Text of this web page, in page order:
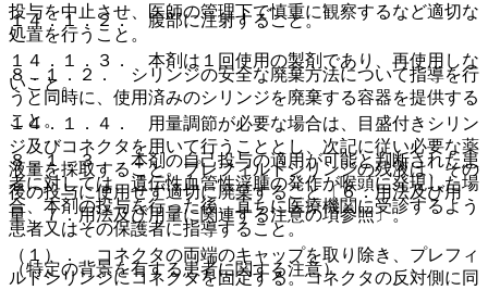
１４．１．２． 腹部に注射すること。
１４．１．３． 本剤は１回使用の製剤であり、再使用しな
いこと。
１４．１．４． 用量調節が必要な場合は、目盛付きシリン
ジ及びコネクタを用いて行うこととし、次記に従い必要な薬
液量を採取すること。プレフィルドシリンジの残液は、その
後の投与に使用せず適切に廃棄すること〔６．用法及び用
量、７．用法及び用量に関連する注意の項参照〕。
（１）． コネクタの両端のキャップを取り除き、プレフィ
ルドシリンジにコネクタを固定する。コネクタの反対側に同
投与を中止させ、医師の管理下で慎重に観察するなど適切な
処置を行うこと。
８．１．２． シリンジの安全な廃棄方法について指導を行
うと同時に、使用済みのシリンジを廃棄する容器を提供する
こと。
８．１．３． 本剤の自己投与の適用が可能と判断された患
者に対しては、遺伝性血管性浮腫の発作が喉頭に発現した場
合、本剤の投与を行った後、直ちに医療機関に受診するよう
患者又はその保護者に指導すること。
（特定の背景を有する患者に関する注意）